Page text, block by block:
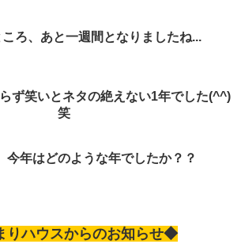
ろ、あと一週間となりましたね...
ず笑いとネタの絶えない1年でした(^^)
笑
今年はどのような年でしたか？？
りハウスからのお知らせ◆